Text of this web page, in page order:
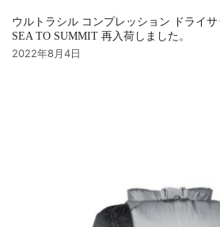
ウルトラシル コンプレッション ドライサ
SEA TO SUMMIT 再入荷しました。
2022年8月4日